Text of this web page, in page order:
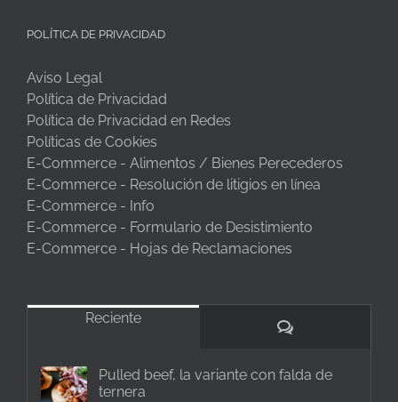
POLÍTICA DE PRIVACIDAD
Aviso Legal
Política de Privacidad
Política de Privacidad en Redes
Políticas de Cookies
E-Commerce - Alimentos / Bienes Perecederos
E-Commerce - Resolución de litigios en línea
E-Commerce - Info
E-Commerce - Formulario de Desistimiento
E-Commerce - Hojas de Reclamaciones
Reciente
Comentarios
Pulled beef, la variante con falda de
ternera